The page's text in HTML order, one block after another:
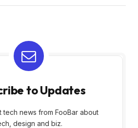
to Updates
tech news from FooBar about
design and biz.